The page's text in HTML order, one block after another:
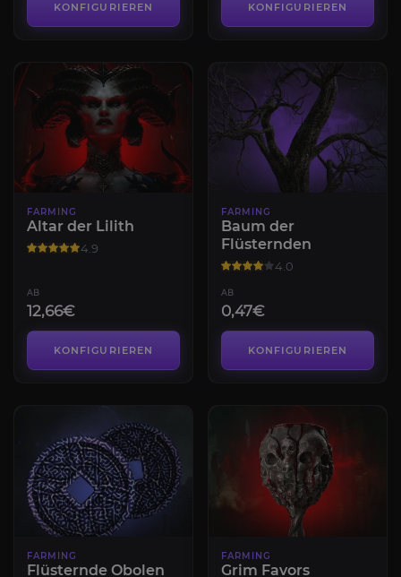
KONFIGURIEREN KONFIGURIEREN
FARMING
Altar der Lilith
4.9
AB
12,66€
KONFIGURIEREN
FARMING
Baum der
Flüsternden
4.0
AB
0,47€
KONFIGURIEREN
FARMING
Flüsternde Obolen
FARMING
Grim Favors